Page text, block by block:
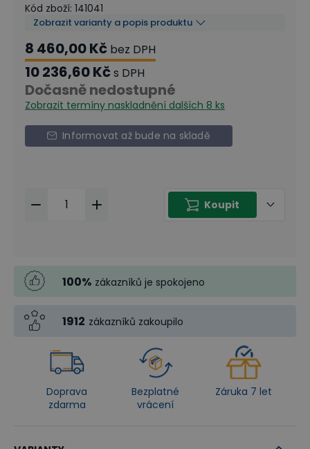
Kód zboží: 141041
Zobrazit varianty a popis produktu
8 460,00 Kč bez DPH
10 236,60 Kčs DPH
Dočasně nedostupné
Zobrazit termíny naskladnění dalších 8 ks
Informovat až bude na skladě
Koupit
100% zákazníků je spokojeno
1912 zákazníků zakoupilo
Doprava
zdarma
Bezplatné
vrácení
Záruka 7 let